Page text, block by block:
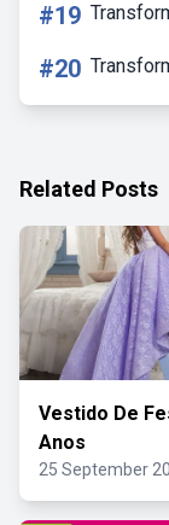
#19
#20
Related Posts
Vestido De
Anos
25 September